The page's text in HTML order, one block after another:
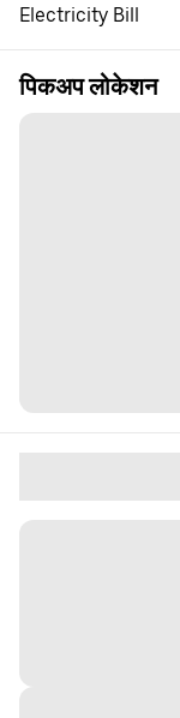
Electricity Bill
पिकअप लोकेशन